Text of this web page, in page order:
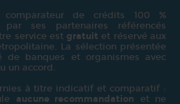
de crédits 100 %
par ses partenaires référencés
service est gratuit et réservé aux
La sélection présentée
de banques et organismes avec
un accord.
à titre indicatif et comparatif :
aucune recommandation et ne